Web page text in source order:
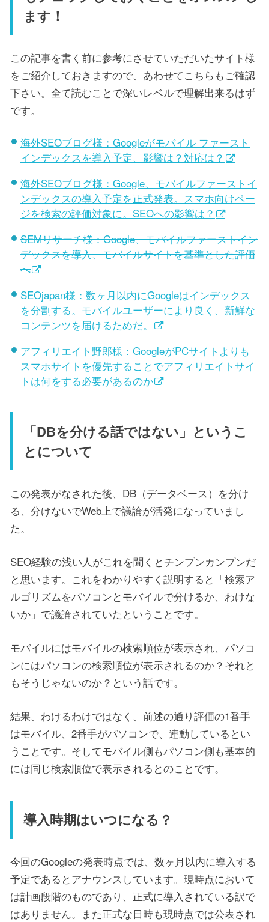
ます！
この記事を書く前に参考にさせていただいたサイト様
をご紹介しておきますので、あわせてこちらもご確認
下さい。全て読むことで深いレベルで理解出来るはず
です。
海外SEOブログ様：Googleがモバイル ファースト
インデックスを導入予定、影響は？対応は？
海外SEOブログ様：Google、モバイルファーストイ
ンデックスの導入予定を正式発表。スマホ向けペー
ジを検索の評価対象に。SEOへの影響は？
SEMリサーチ様：Google、モバイルファーストイン
デックスを導入、モバイルサイトを基準とした評価
へ
SEOjapan様：数ヶ月以内にGoogleはインデックス
を分割する。モバイルユーザーにより良く、新鮮な
コンテンツを届けるためだ。
アフィリエイト野郎様：GoogleがPCサイトよりも
スマホサイトを優先することでアフィリエイトサイ
トは何をする必要があるのか
「DBを分ける話ではない」というこ
とについて
この発表がなされた後、DB（データベース）を分け
る、分けないでWeb上で議論が活発になっていまし
た。
SEO経験の浅い人がこれを聞くとチンプンカンプンだ
と思います。これをわかりやすく説明すると「検索ア
ルゴリズムをパソコンとモバイルで分けるか、わけな
いか」で議論されていたということです。
モバイルにはモバイルの検索順位が表示され、パソコ
ンにはパソコンの検索順位が表示されるのか？それと
もそうじゃないのか？という話です。
結果、わけるわけではなく、前述の通り評価の1番手
はモバイル、2番手がパソコンで、連動しているとい
うことです。そしてモバイル側もパソコン側も基本的
には同じ検索順位で表示されるとのことです。
導入時期はいつになる？
今回のGoogleの発表時点では、数ヶ月以内に導入する
予定であるとアナウンスしています。現時点において
は計画段階のものであり、正式に導入されている訳で
はありません。また正式な日時も現時点では公表され